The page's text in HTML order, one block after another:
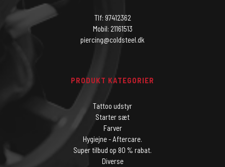
Tlf: 97412362
Mobil: 21161513
piercing@coldsteel.dk
PRODUKT KATEGORIER
Tattoo udstyr
Starter sæt
Farver
Hygiejne - Aftercare.
Super tilbud op 80 % rabat.
Diverse